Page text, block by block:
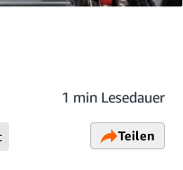
1 min Lesedauer
Teilen